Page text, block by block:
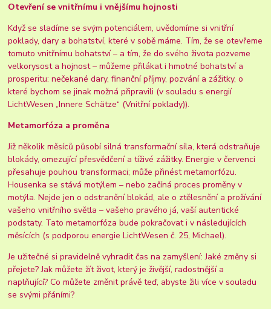
Otevření se vnitřnímu i vnějšímu hojnosti
Když se sladíme se svým potenciálem, uvědomíme si vnitřní
poklady, dary a bohatství, které v sobě máme. Tím, že se otevřeme
tomuto vnitřnímu bohatství – a tím, že do svého života pozveme
velkorysost a hojnost – můžeme přilákat i hmotné bohatství a
prosperitu: nečekané dary, finanční příjmy, pozvání a zážitky, o
které bychom se jinak možná připravili (v souladu s energií
LichtWesen „Innere Schätze“ (Vnitřní poklady)).
Metamorfóza a proměna
Již několik měsíců působí silná transformační síla, která odstraňuje
blokády, omezující přesvědčení a tíživé zážitky. Energie v červenci
přesahuje pouhou transformaci; může přinést metamorfózu.
Housenka se stává motýlem – nebo začíná proces proměny v
motýla. Nejde jen o odstranění blokád, ale o ztělesnění a prožívání
vašeho vnitřního světla – vašeho pravého já, vaší autentické
podstaty. Tato metamorfóza bude pokračovat i v následujících
měsících (s podporou energie LichtWesen č. 25, Michael).
Je užitečné si pravidelně vyhradit čas na zamyšlení: Jaké změny si
přejete? Jak můžete žít život, který je živější, radostnější a
naplňující? Co můžete změnit právě teď, abyste žili více v souladu
se svými přáními?